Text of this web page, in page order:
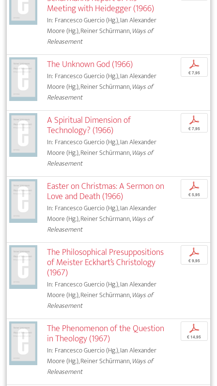
Meeting with Heidegger (1966)
In: Francesco Guercio (Hg.), Ian Alexander
Moore (Hg.), Reiner Schürmann,Ways of
Releasement
The Unknown God (1966)
In: Francesco Guercio (Hg.), Ian Alexander
Moore (Hg.), Reiner Schürmann,Ways of
Releasement
p
€ 7,95
A Spiritual Dimension of
Technology? (1966)
In: Francesco Guercio (Hg.), Ian Alexander
Moore (Hg.), Reiner Schürmann,Ways of
Releasement
p
€ 7,95
Easter on Christmas: A Sermon on
Love and Death (1966)
In: Francesco Guercio (Hg.), Ian Alexander
Moore (Hg.), Reiner Schürmann,Ways of
Releasement
p
€ 5,95
The Philosophical Presuppositions
of Meister Eckhart’s Christology
(1967)
In: Francesco Guercio (Hg.), Ian Alexander
Moore (Hg.), Reiner Schürmann,Ways of
Releasement
p
€ 9,95
The Phenomenon of the Question
in Theology (1967)
In: Francesco Guercio (Hg.), Ian Alexander
Moore (Hg.), Reiner Schürmann,Ways of
Releasement
p
€ 14,95